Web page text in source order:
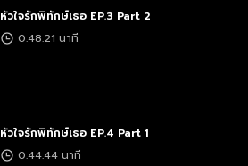
หัวใจรักพิทักษ์เธอ EP.3 Part 2
0:48:21 นาที
หัวใจรักพิทักษ์เธอ EP.4 Part 1
0:44:44 นาที